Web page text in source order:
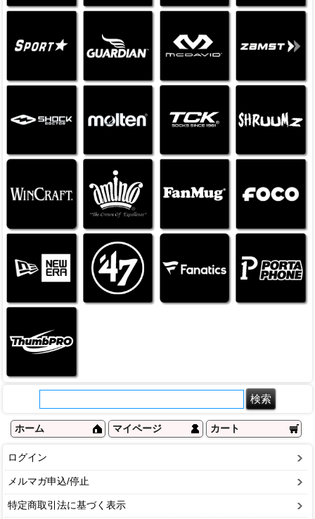
ホーム マイページ カート
ログイン
メルマガ申込/停止
特定商取引法に基づく表示